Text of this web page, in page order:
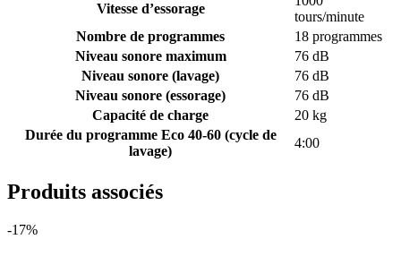
Vitesse d’essorage
tours/minute
Nombre de programmes
18 programmes
Niveau sonore maximum
76 dB
Niveau sonore (lavage)
76 dB
Niveau sonore (essorage)
76 dB
Capacité de charge
20 kg
Durée du programme Eco 40-60 (cycle de
lavage)
4:00
Produits associés
-17%